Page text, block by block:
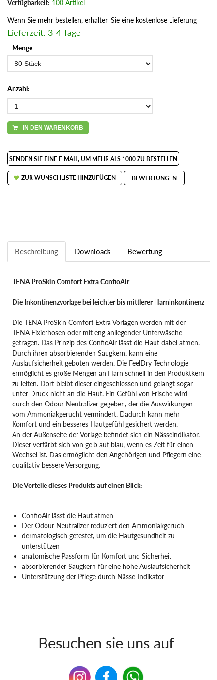
Verfügbarkeit: 100 Artikel
Wenn Sie mehr bestellen, erhalten Sie eine kostenlose Lieferung
Lieferzeit: 3-4 Tage
Menge
Anzahl:
IN DEN WARENKORB
SENDEN SIE EINE E-MAIL, UM MEHR ALS 1000 ZU BESTELLEN
ZUR WUNSCHLISTE HINZUFÜGEN BEWERTUNGEN
Beschreibung Downloads Bewertung
TENA ProSkin Comfort Extra ConfioAir
Die Inkontinenzvorlage bei leichter bis mittlerer Harninkontinenz
Die TENA ProSkin Comfort Extra Vorlagen werden mit den
TENA Fixierhosen oder mit eng anliegender Unterwäsche
getragen. Das Prinzip des ConfioAir lässt die Haut dabei atmen.
Durch ihren absorbierenden Saugkern, kann eine
Auslaufsicherheit geboten werden. Die FeelDry Technologie
ermöglicht es große Mengen an Harn schnell in den Produktkern
zu leiten. Dort bleibt dieser eingeschlossen und gelangt sogar
unter Druck nicht an die Haut. Ein Gefühl von Frische wird
durch den Odour Neutralizer gegeben, der die Auswirkungen
vom Ammoniakgerucht vermindert. Dadurch kann mehr
Komfort und ein besseres Hautgefühl gesichert werden.
An der Außenseite der Vorlage befindet sich ein Nässeindikator.
Dieser verfärbt sich von gelb auf blau, wenn es Zeit für einen
Wechsel ist. Das ermöglicht den Angehörigen und Pflegern eine
qualitativ bessere Versorgung.
Die Vorteile dieses Produkts auf einen Blick:
ConfioAir lässt die Haut atmen
Der Odour Neutralizer reduziert den Ammoniakgeruch
dermatologisch getestet, um die Hautgesundheit zu
unterstützen
anatomische Passform für Komfort und Sicherheit
absorbierender Saugkern für eine hohe Auslaufsicherheit
Unterstützung der Pflege durch Nässe-Indikator
Besuchen sie uns auf